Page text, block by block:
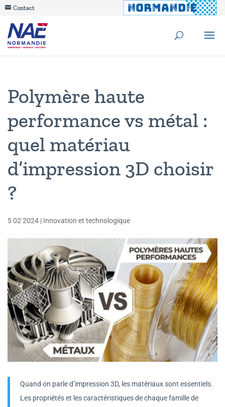
Contact
Polymère haute
performance vs métal :
quel matériau
d’impression 3D choisir
?
5 02 2024 | Innovation et technologique
Quand on parle d’impression 3D, les matériaux sont essentiels.
Les propriétés et les caractéristiques de chaque famille de